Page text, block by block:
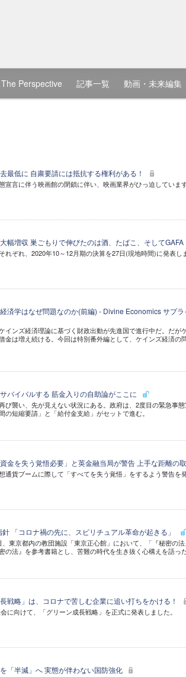
Perspective 記事一覧 動画・未来編集
最低に 自粛要請には抵抗する権利がある！
宣言に伴う映画館の閉鎖に伴い、映画業界がひっ迫しています
幅増収 巣ごもりで伸びたのは酒、たばこ、そしてGAFA
れぞれ、2020年10～12月期の決算を27日(現地時間)に発表し
済学はなぜ問題なのか(前編) - Divine Economics サプ
インズ経済理論に基づく財政出動が先進国で進行中だ。だが
金は増え続ける。今回は特別番外編として、ケインズ経済の
バイバルする 筋金入りの自助論がここに
び襲い、先が見えない状況にある。政府は、2度目の緊急事
短縮要請」と「給付金支給」がセットで進む。
金を失う覚悟必要」と英金融当局が警告 上手な距離の
通貨ブームに際して「すべてを失う覚悟」をするよう警告を発
「コロナ禍の先に、スピリチュアル革命が起きる」
東京都内の教団施設「東京正心館」において、「『秘密の
の法』を参考書籍とし、苦難の時代を生き抜く心構えを語った
戦略」は、コロナで苦しむ企業に追い打ちをかける！
に向けて、「グリーン成長戦略」を正式に発表しました。
「半減」へ 実態が伴わない国防強化